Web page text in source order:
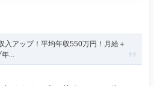
入アップ！平均年収550万円！月給＋
...